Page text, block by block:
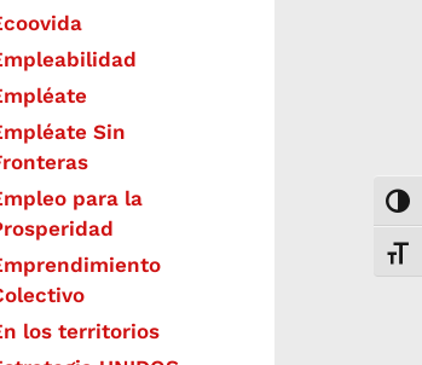
Sin
para la
los territorios